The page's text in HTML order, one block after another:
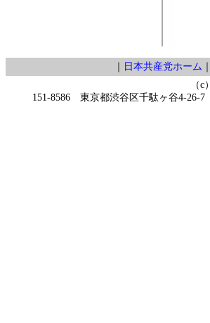
日本共産党ホーム
（
151-8586 東京都渋谷区千駄ヶ谷4-